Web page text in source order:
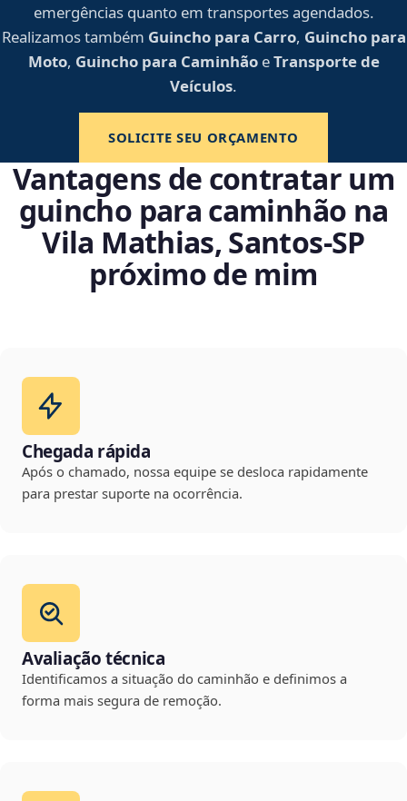
emergências quanto em transportes agendados.
Realizamos também Guincho para Carro, Guincho para
Moto, Guincho para CaminhãoeTransporte de
Veículos.
SOLICITE SEU ORÇAMENTO
Vantagens de contratar um
guincho para caminhão na
Vila Mathias, Santos‑SP
próximo de mim
Chegada rápida
Após o chamado, nossa equipe se desloca rapidamente
para prestar suporte na ocorrência.
Avaliação técnica
Identificamos a situação do caminhão e definimos a
forma mais segura de remoção.